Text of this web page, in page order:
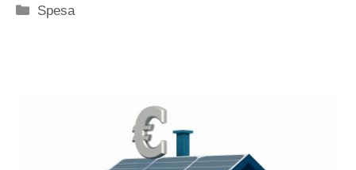
Categorie
Spesa